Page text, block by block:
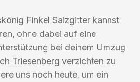
Finkel Salzgitter kannst
ohne dabei auf eine
bei deinem Umzug
Triesenberg verzichten zu
uns noch heute, um ein